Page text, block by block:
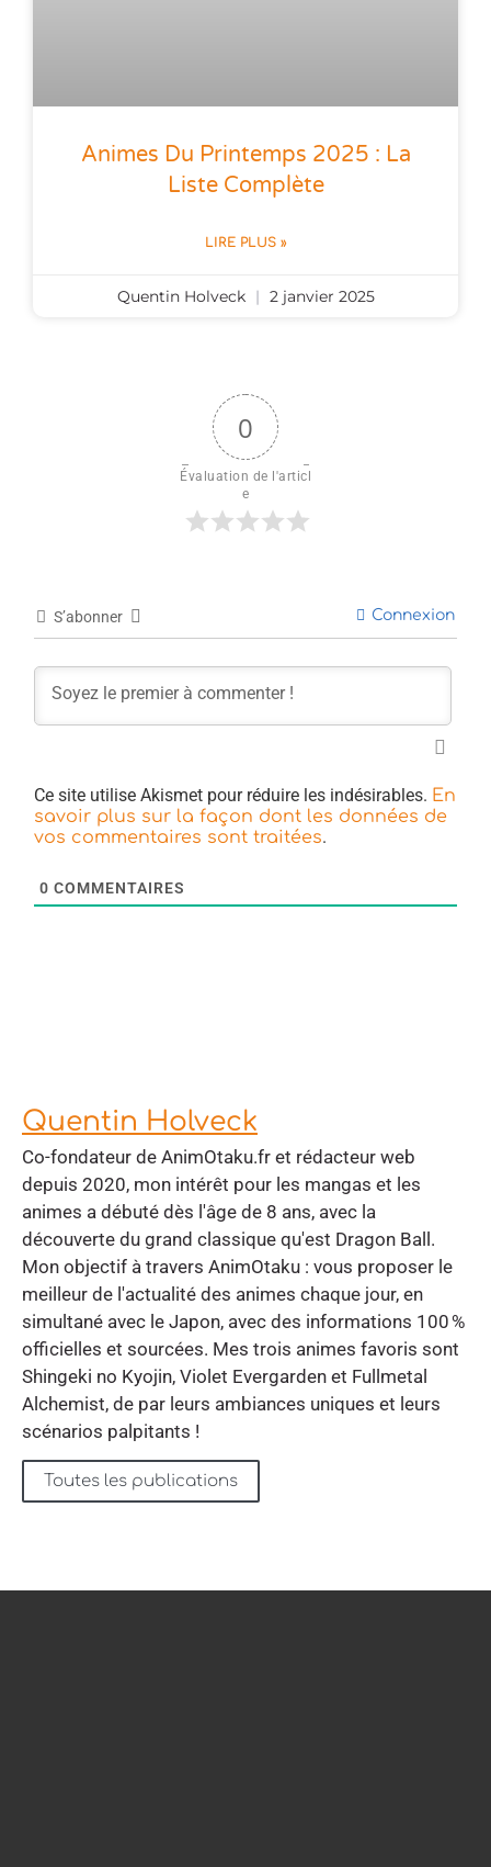
Animes Du Printemps 2025 : La
Liste Complète
LIRE PLUS »
Quentin Holveck 2 janvier 2025
0
Évaluation de l'articl
e
S’abonner Connexion
Ce site utilise Akismet pour réduire les indésirables. En
savoir plus sur la façon dont les données de
vos commentaires sont traitées.
0 COMMENTAIRES
Quentin Holveck
Co-fondateur de AnimOtaku.fr et rédacteur web
depuis 2020, mon intérêt pour les mangas et les
animes a débuté dès l'âge de 8 ans, avec la
découverte du grand classique qu'est Dragon Ball.
Mon objectif à travers AnimOtaku : vous proposer le
meilleur de l'actualité des animes chaque jour, en
simultané avec le Japon, avec des informations 100 %
officielles et sourcées. Mes trois animes favoris sont
Shingeki no Kyojin, Violet Evergarden et Fullmetal
Alchemist, de par leurs ambiances uniques et leurs
scénarios palpitants !
Toutes les publications